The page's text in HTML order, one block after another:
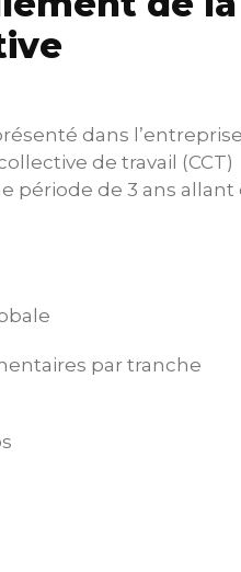
dans
de travail (CCT)
période de 3 ans allant
par tranche